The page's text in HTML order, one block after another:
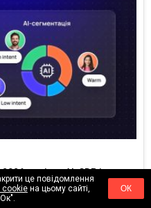
році: як AI, CDP і
це повідомлення
cookieна цьому сайті,
ОК